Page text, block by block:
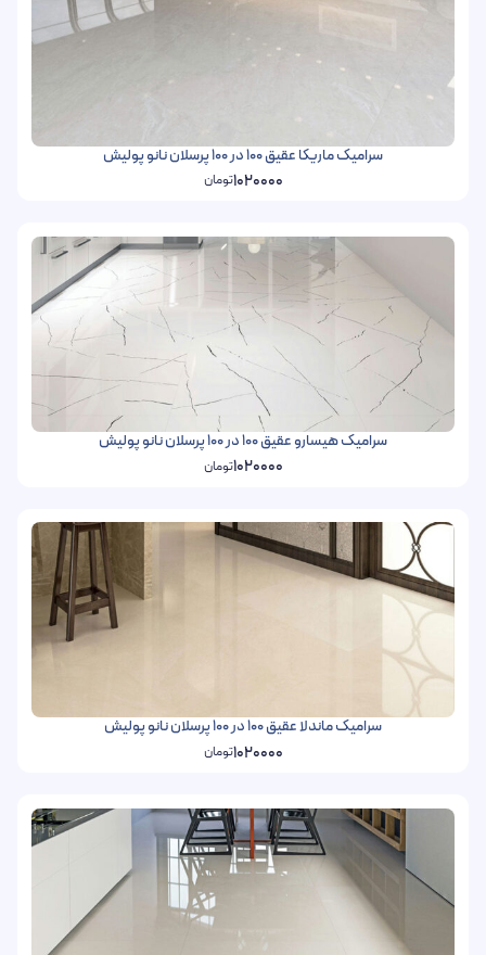
سرامیک ماریکا عقیق 100 در 100 پرسلان نانو پولیش
1020000تومان
سرامیک هیسارو عقیق 100 در 100 پرسلان نانو پولیش
1020000تومان
سرامیک ماندلا عقیق 100 در 100 پرسلان نانو پولیش
1020000تومان